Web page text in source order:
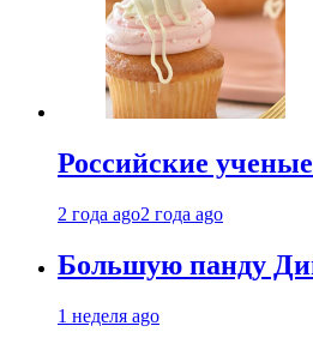
Российские
2 года ago2 года ago
Большую панду
1 неделя ago